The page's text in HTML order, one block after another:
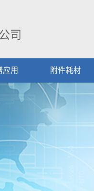
司
应用 附件耗材